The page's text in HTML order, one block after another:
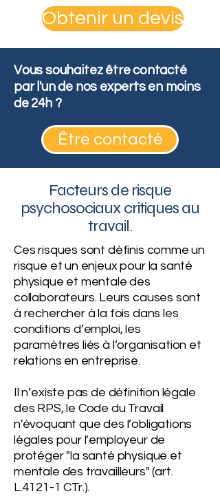
Obtenir un devis
Vous souhaitez être contacté
par l'un de nos experts en moins
de 24h ?
Être contacté
Facteurs de risque
psychosociaux critiques au
travail.
Ces risques sont définis comme un
risque et un enjeux pour la santé
physique et mentale des
collaborateurs. Leurs causes sont
à rechercher à la fois dans les
conditions d’emploi, les
paramètres liés à l’organisation et
relations en entreprise.
Il n’existe pas de définition légale
des RPS, le Code du Travail
n'évoquant que des l’obligations
légales pour l’employeur de
protéger "la santé physique et
mentale des travailleurs" (art.
L.4121-1 CTr.).